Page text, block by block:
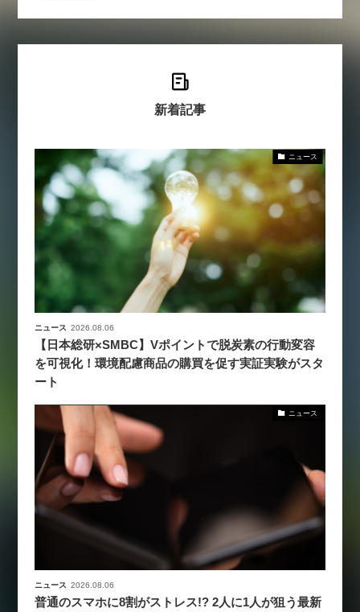
新着記事
ニュース
ニュース 2026.08.06
【日本総研×SMBC】Vポイントで脱炭素の行動変容
を可視化！環境配慮商品の購買を促す実証実験がスタ
ート
ニュース
ニュース 2026.08.06
普通のスマホに8割がストレス!? 2人に1人が狙う最新